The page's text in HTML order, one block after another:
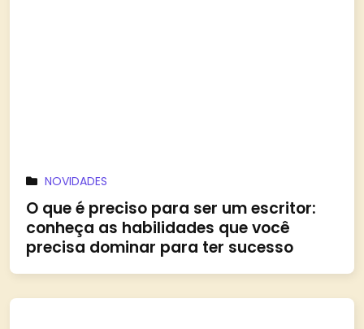
NOVIDADES
O que é preciso para ser um escritor:
conheça as habilidades que você
precisa dominar para ter sucesso